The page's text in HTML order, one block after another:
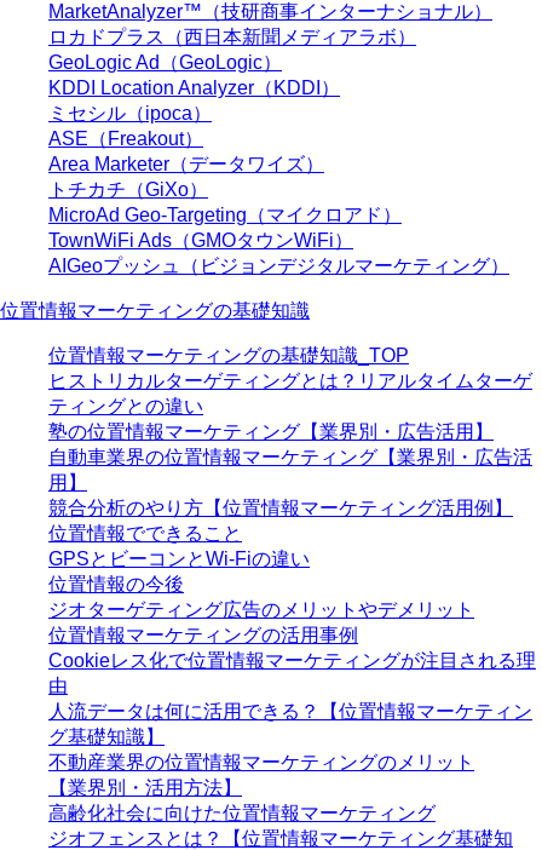
MarketAnalyzer™（技研商事インターナショナル）
ロカドプラス（西日本新聞メディアラボ）
GeoLogic Ad（GeoLogic）
KDDI Location Analyzer（KDDI）
ミセシル（ipoca）
ASE（Freakout）
Area Marketer（データワイズ）
トチカチ（GiXo）
MicroAd Geo-Targeting（マイクロアド）
TownWiFi Ads（GMOタウンWiFi）
AIGeoプッシュ（ビジョンデジタルマーケティング）
位置情報マーケティングの基礎知識
位置情報マーケティングの基礎知識_TOP
ヒストリカルターゲティングとは？リアルタイムターゲ
ティングとの違い
塾の位置情報マーケティング【業界別・広告活用】
自動車業界の位置情報マーケティング【業界別・広告活
用】
競合分析のやり方【位置情報マーケティング活用例】
位置情報でできること
GPSとビーコンとWi-Fiの違い
位置情報の今後
ジオターゲティング広告のメリットやデメリット
位置情報マーケティングの活用事例
Cookieレス化で位置情報マーケティングが注目される理
由
人流データは何に活用できる？【位置情報マーケティン
グ基礎知識】
不動産業界の位置情報マーケティングのメリット
【業界別・活用方法】
高齢化社会に向けた位置情報マーケティング
ジオフェンスとは？【位置情報マーケティング基礎知